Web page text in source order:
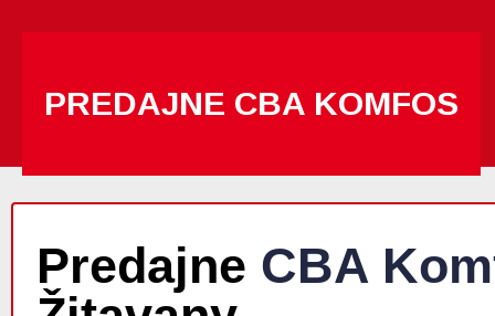
PREDAJNE CBA KOMFOS
Predajne CBA